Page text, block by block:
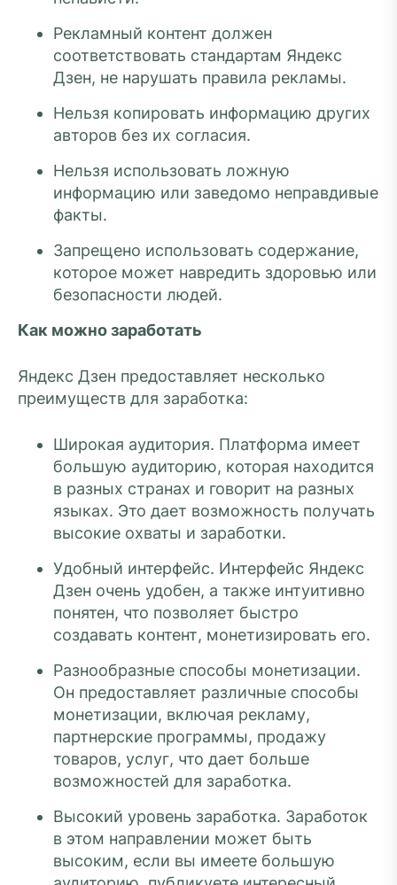
Рекламный контент должен
соответствовать стандартам Яндекс
Дзен, не нарушать правила рекламы.
Нельзя копировать информацию других
авторов без их согласия.
Нельзя использовать ложную
информацию или заведомо неправдивые
факты.
Запрещено использовать содержание,
которое может навредить здоровью или
безопасности людей.
Как можно заработать
Яндекс Дзен предоставляет несколько
преимуществ для заработка:
Широкая аудитория. Платформа имеет
большую аудиторию, которая находится
в разных странах и говорит на разных
языках. Это дает возможность получать
высокие охваты и заработки.
Удобный интерфейс. Интерфейс Яндекс
Дзен очень удобен, а также интуитивно
понятен, что позволяет быстро
создавать контент, монетизировать его.
Разнообразные способы монетизации.
Он предоставляет различные способы
монетизации, включая рекламу,
партнерские программы, продажу
товаров, услуг, что дает больше
возможностей для заработка.
Высокий уровень заработка. Заработок
в этом направлении может быть
высоким, если вы имеете большую